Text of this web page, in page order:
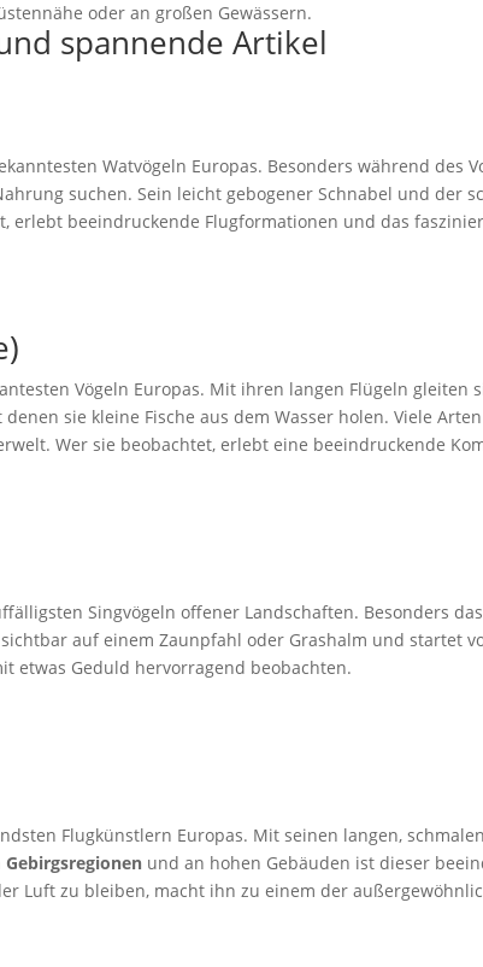
oder an großen Gewässern.
spannende Artikel
Watvögeln Europas. Besonders während des
suchen. Sein leicht gebogener Schnabel und der
erlebt beeindruckende Flugformationen und das
Vögeln Europas. Mit ihren langen Flügeln gleiten
denen sie kleine Fische aus dem Wasser holen. Viele
Wer sie beobachtet, erlebt eine beeindruckende
Singvögeln offener Landschaften. Besonders
auf einem Zaunpfahl oder Grashalm und startet
etwas Geduld hervorragend beobachten.
Flugkünstlern Europas. Mit seinen langen,
Gebirgsregionen und an hohen Gebäuden ist dieser
Luft zu bleiben, macht ihn zu einem der